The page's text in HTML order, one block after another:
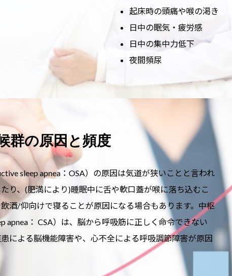
起床時の頭痛や喉の渇き
日中の眠気・疲労感
日中の集中力低下
夜間頻尿
群の原因と頻度
sleep apnea：OSA）の原因は気道が狭いことと言われ
り、(肥満により)睡眠中に舌や軟口蓋が喉に落ち込むこ
酒/仰向けで寝ることが原因になる場合もあります。中枢
apnea： CSA）は、脳から呼吸筋に正しく命令できない
による脳機能障害や、心不全による呼吸調節障害が原因